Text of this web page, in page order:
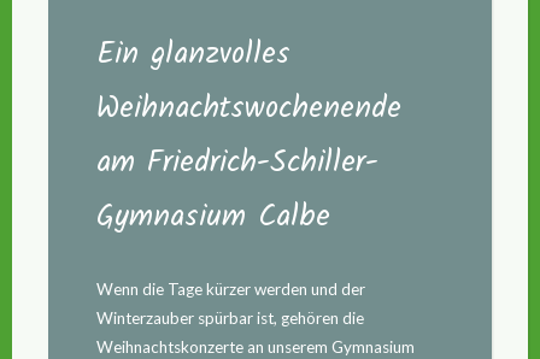
Ein glanzvolles
Weihnachtswochenende
am Friedrich-Schiller-
Gymnasium Calbe
Wenn die Tage kürzer werden und der
Winterzauber spürbar ist, gehören die
Weihnachtskonzerte an unserem Gymnasium